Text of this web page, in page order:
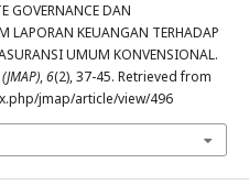
GOVERNANCE DAN
LAPORAN KEUANGAN TERHADAP
UMUM KONVENSIONAL.
,6(2), 37-45. Retrieved from
jmap/article/view/496